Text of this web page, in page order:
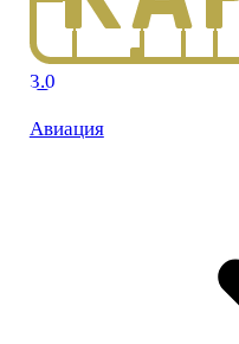
3.0
Авиация